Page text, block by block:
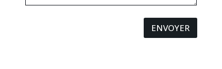
ENVOYER